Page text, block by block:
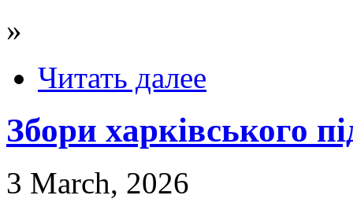
»
Читать далее
Збори харківського
3 March, 2026